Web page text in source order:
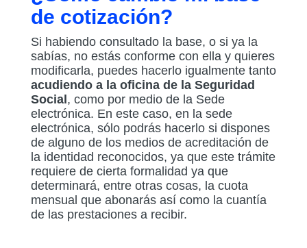
de cotización?
Si habiendo consultado la base, o si ya la
sabías, no estás conforme con ella y quieres
modificarla, puedes hacerlo igualmente tanto
acudiendo a la oficina de la Seguridad
Social, como por medio de la Sede
electrónica. En este caso, en la sede
electrónica, sólo podrás hacerlo si dispones
de alguno de los medios de acreditación de
la identidad reconocidos, ya que este trámite
requiere de cierta formalidad ya que
determinará, entre otras cosas, la cuota
mensual que abonarás así como la cuantía
de las prestaciones a recibir.